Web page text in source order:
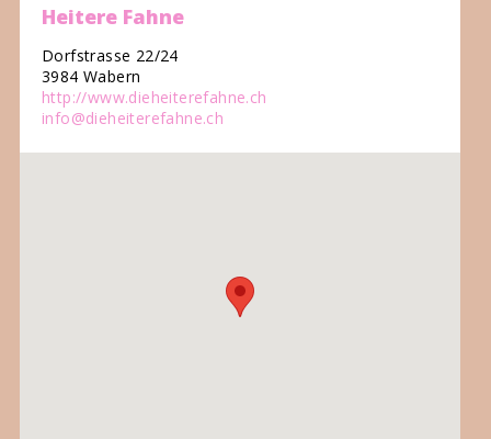
Heitere Fahne
Dorfstrasse 22/24
3984 Wabern
http://www.dieheiterefahne.ch
info@dieheiterefahne.ch